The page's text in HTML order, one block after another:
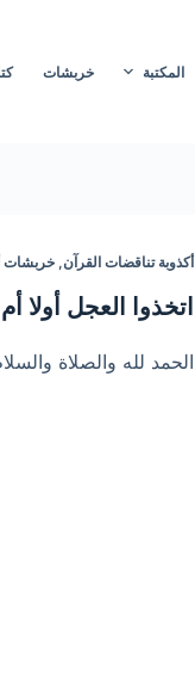
المكتبة خربشات
أكذوبة تناقضات القرآن, خربشات
اتخذوا العجل أولا
الحمد لله والصلاة